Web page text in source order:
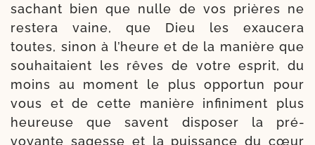
sachant bien que nulle de vos prières ne
res­te­ra vaine, que Dieu les exau­ce­ra
toutes, sinon à l’heure et de la manière que
sou­hai­taient les rêves de votre esprit, du
moins au moment le plus oppor­tun pour
vous et de cette manière infi­ni­ment plus
heu­reuse que savent dis­po­ser la pré­
voyante sagesse et la puis­sance du cœur